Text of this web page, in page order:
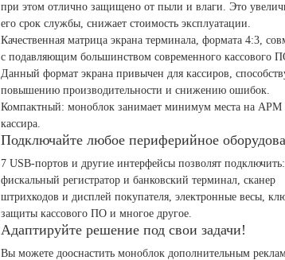
при этом отлично защищено от пыли и влаги. Это
его срок службы, снижает стоимость эксплуатации.
Качественная матрица экрана терминала, формата 4:3,
с подавляющим большинством современного кассового
Данный формат экрана привычен для кассиров,
повышению производительности и снижению ошибок.
Компактный: моноблок занимает минимум места на АРМ
кассира.
Подключайте любое периферийное
7 USB-портов и другие интерфейсы позволят подключить:
фискальный регистратор и банковский терминал, сканер
штрихкодов и дисплей покупателя, электронные весы,
защиты кассового ПО и многое другое.
Адаптируйте решение под свои задачи!
Вы можете дооснастить моноблок дополнительным